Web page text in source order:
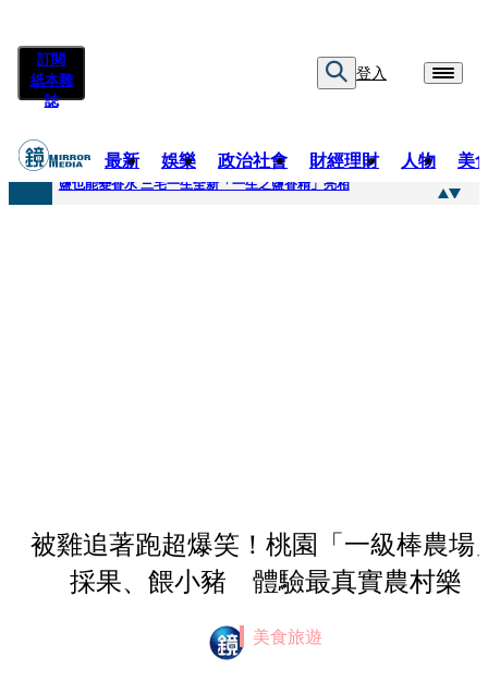
訂閱
紙本雜
誌
登入
最新 娛樂 政治社會 財經理財 人物 美
快訊
鹽也能變香水 三宅一生全新「一生之鹽香精」亮相
被雞追著跑超爆笑！桃園「一級棒農場
採果、餵小豬 體驗最真實農村樂
美食旅遊